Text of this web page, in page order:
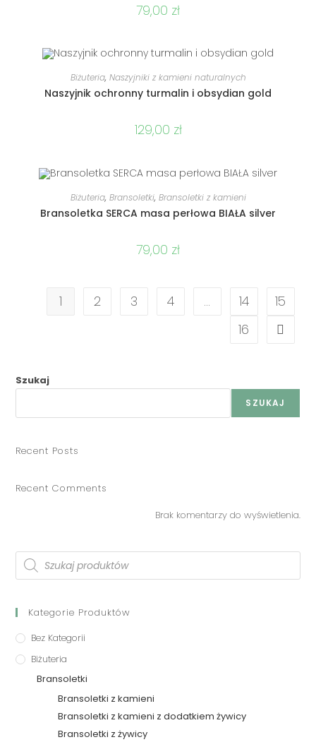
79,00 zł
DODAJ DO KOSZYKA
Biżuteria, Naszyjniki z kamieni naturalnych
Naszyjnik ochronny turmalin i obsydian gold
129,00 zł
DODAJ DO KOSZYKA
Biżuteria, Bransoletki, Bransoletki z kamieni
Bransoletka SERCA masa perłowa BIAŁA silver
79,00 zł
1 2 3 4 … 14
15
16
Szukaj
SZUKAJ
Recent Posts
Recent Comments
Brak komentarzy do wyświetlenia.
Kategorie Produktów
Bez Kategorii
Biżuteria
Bransoletki
Bransoletki z kamieni
Bransoletki z kamieni z dodatkiem żywicy
Bransoletki z żywicy